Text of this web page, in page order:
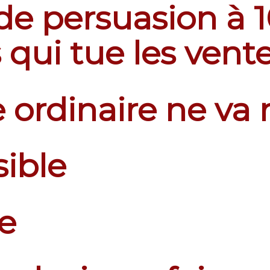
persuasion à
tue les
ordinaire ne va